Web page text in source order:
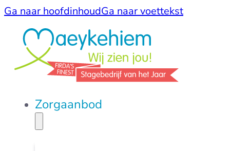
Ga naar hoofdinhoudGa naar voettekst
Zorgaanbod